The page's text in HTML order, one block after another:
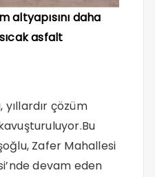
altyapısını daha
asfalt
çözüm
Zafer Mahallesi
devam eden